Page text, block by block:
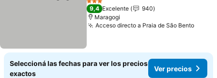
3 Estrellas
9,4 Excelente
940
Maragogi
Acceso directo a Praia de São Bento
Seleccioná las fechas para ver los precios
exactos
Ver precios